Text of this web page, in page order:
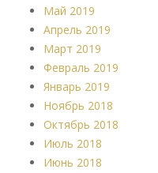
Май 2019
Апрель 2019
Март 2019
Февраль 2019
Январь 2019
Ноябрь 2018
Октябрь 2018
Июль 2018
Июнь 2018